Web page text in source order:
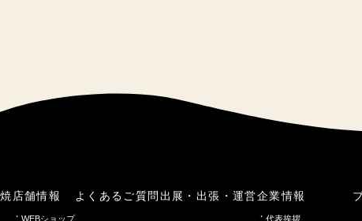
店舗情報
WEBショップ
よくあるご質問 出展・出張・運営企業情報
代表挨拶